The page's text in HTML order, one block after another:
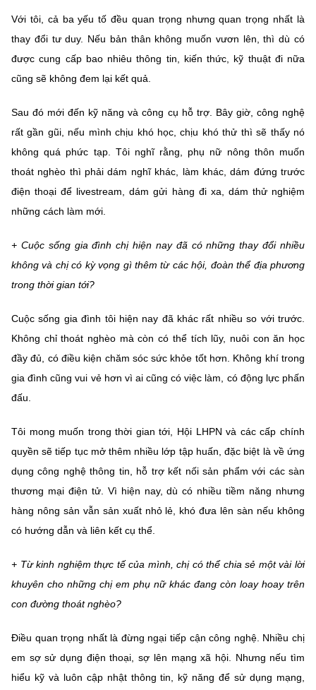
Với tôi, cả ba yếu tố đều quan trọng nhưng quan trọng nhất là
thay đổi tư duy. Nếu bản thân không muốn vươn lên, thì dù có
được cung cấp bao nhiêu thông tin, kiến thức, kỹ thuật đi nữa
cũng sẽ không đem lại kết quả.
Sau đó mới đến kỹ năng và công cụ hỗ trợ. Bây giờ, công nghệ
rất gần gũi, nếu mình chịu khó học, chịu khó thử thì sẽ thấy nó
không quá phức tạp. Tôi nghĩ rằng, phụ nữ nông thôn muốn
thoát nghèo thì phải dám nghĩ khác, làm khác, dám đứng trước
điện thoại để livestream, dám gửi hàng đi xa, dám thử nghiệm
những cách làm mới.
+ Cuộc sống gia đình chị hiện nay đã có những thay đổi nhiều
không và chị có kỳ vọng gì thêm từ các hội, đoàn thể địa phương
trong thời gian tới?
Cuộc sống gia đình tôi hiện nay đã khác rất nhiều so với trước.
Không chỉ thoát nghèo mà còn có thể tích lũy, nuôi con ăn học
đầy đủ, có điều kiện chăm sóc sức khỏe tốt hơn. Không khí trong
gia đình cũng vui vẻ hơn vì ai cũng có việc làm, có động lực phấn
đấu.
Tôi mong muốn trong thời gian tới, Hội LHPN và các cấp chính
quyền sẽ tiếp tục mở thêm nhiều lớp tập huấn, đặc biệt là về ứng
dụng công nghệ thông tin, hỗ trợ kết nối sản phẩm với các sàn
thương mại điện tử. Vì hiện nay, dù có nhiều tiềm năng nhưng
hàng nông sản vẫn sản xuất nhỏ lẻ, khó đưa lên sàn nếu không
có hướng dẫn và liên kết cụ thể.
+ Từ kinh nghiệm thực tế của mình, chị có thể chia sẻ một vài lời
khuyên cho những chị em phụ nữ khác đang còn loay hoay trên
con đường thoát nghèo?
Điều quan trọng nhất là đừng ngại tiếp cận công nghệ. Nhiều chị
em sợ sử dụng điện thoại, sợ lên mạng xã hội. Nhưng nếu tìm
hiểu kỹ và luôn cập nhật thông tin, kỹ năng để sử dụng mạng,